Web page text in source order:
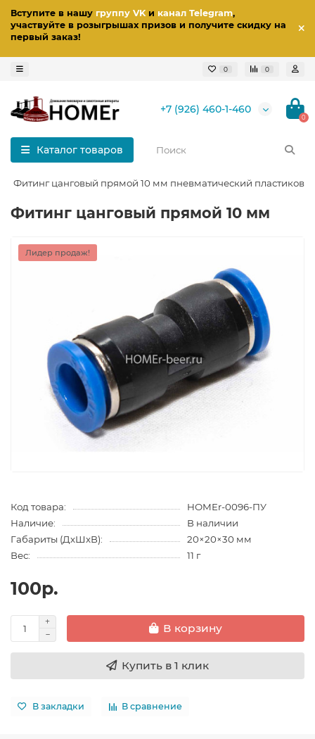
Вступите в нашу группу VKи канал Telegram,
участвуйте в розыгрышах призов и получите скидку на
первый заказ!
0 0
+7 (926) 460-1-460
0
Каталог товаров
Фитинг цанговый прямой 10 мм пневматический
Фитинг цанговый прямой 10 мм
Лидер продаж!
Код товара:
HOMEr-0096-ПУ
Наличие:
В наличии
Габариты (ДхШхВ):
20×20×30 мм
Вес:
11 г
100р.
В корзину
Купить в 1 клик
В закладки В сравнение